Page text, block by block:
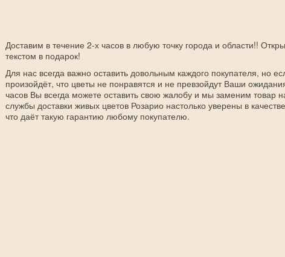
Доставим в течение 2-х часов в любую точку города и области!!
текстом в подарок!
Для нас всегда важно оставить довольным каждого покупателя, но
произойдёт, что цветы не понравятся и не превзойдут Ваши
часов Вы всегда можете оставить свою жалобу и мы заменим товар
службы доставки живых цветов Розарио настолько уверены в
что даёт такую гарантию любому покупателю.